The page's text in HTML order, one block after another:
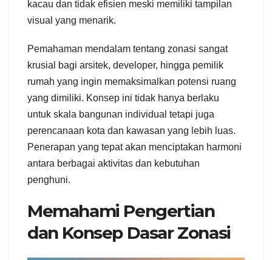
kacau dan tidak efisien meski memiliki tampilan
visual yang menarik.
Pemahaman mendalam tentang zonasi sangat
krusial bagi arsitek, developer, hingga pemilik
rumah yang ingin memaksimalkan potensi ruang
yang dimiliki. Konsep ini tidak hanya berlaku
untuk skala bangunan individual tetapi juga
perencanaan kota dan kawasan yang lebih luas.
Penerapan yang tepat akan menciptakan harmoni
antara berbagai aktivitas dan kebutuhan
penghuni.
Memahami Pengertian
dan Konsep Dasar Zonasi